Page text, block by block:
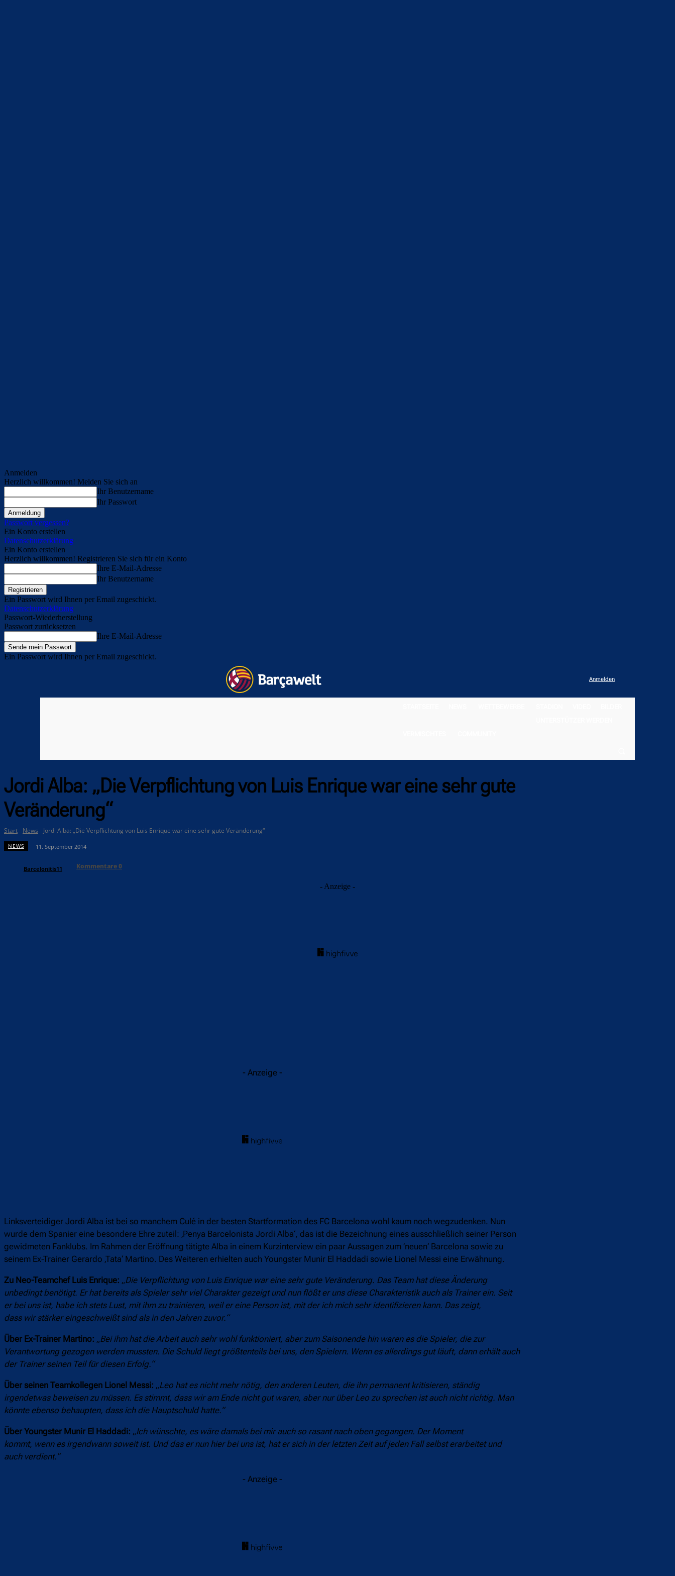
Anmelden
Herzlich willkommen! Melden Sie sich an
Ihr Benutzername
Ihr Passwort
Passwort vergessen?
Ein Konto erstellen
Datenschutzerklärung
Ein Konto erstellen
Herzlich willkommen! Registrieren Sie sich für ein Konto
Ihre E-Mail-Adresse
Ihr Benutzername
Ein Passwort wird Ihnen per Email zugeschickt.
Datenschutzerklärung
Passwort-Wiederherstellung
Passwort zurücksetzen
Ihre E-Mail-Adresse
Ein Passwort wird Ihnen per Email zugeschickt.
Anmelden
Jordi Alba: „Die Verpflichtung von Luis Enrique war eine sehr gute
Veränderung“
Start News Jordi Alba: „Die Verpflichtung von Luis Enrique war eine sehr gute Veränderung“
NEWS 11. September 2014
Barcelonitis11 Kommentare0
- Anzeige -
- Anzeige -
Linksverteidiger Jordi Alba ist bei so manchem Culé in der besten Startformation des FC Barcelona wohl kaum noch wegzudenken. Nun
wurde dem Spanier eine besondere Ehre zuteil: ‚Penya Barcelonista Jordi Alba‘, das ist die Bezeichnung eines ausschließlich seiner Person
gewidmeten Fanklubs. Im Rahmen der Eröffnung tätigte Alba in einem Kurzinterview ein paar Aussagen zum ’neuen‘ Barcelona sowie zu
seinem Ex-Trainer Gerardo ‚Tata‘ Martino. Des Weiteren erhielten auch Youngster Munir El Haddadi sowie Lionel Messi eine Erwähnung.
Zu Neo-Teamchef Luis Enrique: „Die Verpflichtung von Luis Enrique war eine sehr gute Veränderung. Das Team hat diese Änderung
unbedingt benötigt. Er hat bereits als Spieler sehr viel Charakter gezeigt und nun flößt er uns diese Charakteristik auch als Trainer ein. Seit
er bei uns ist, habe ich stets Lust, mit ihm zu trainieren, weil er eine Person ist, mit der ich mich sehr identifizieren kann. Das zeigt,
dass wir stärker eingeschweißt sind als in den Jahren zuvor.“
Über Ex-Trainer Martino: „Bei ihm hat die Arbeit auch sehr wohl funktioniert, aber zum Saisonende hin waren es die Spieler, die zur
Verantwortung gezogen werden mussten. Die Schuld liegt größtenteils bei uns, den Spielern. Wenn es allerdings gut läuft, dann erhält auch
der Trainer seinen Teil für diesen Erfolg.“
Über seinen Teamkollegen Lionel Messi: „Leo hat es nicht mehr nötig, den anderen Leuten, die ihn permanent kritisieren, ständig
irgendetwas beweisen zu müssen. Es stimmt, dass wir am Ende nicht gut waren, aber nur über Leo zu sprechen ist auch nicht richtig. Man
könnte ebenso behaupten, dass ich die Hauptschuld hatte.“
Über Youngster Munir El Haddadi: „Ich wünschte, es wäre damals bei mir auch so rasant nach oben gegangen. Der Moment
kommt, wenn es irgendwann soweit ist. Und das er nun hier bei uns ist, hat er sich in der letzten Zeit auf jeden Fall selbst erarbeitet und
auch verdient.“
- Anzeige -